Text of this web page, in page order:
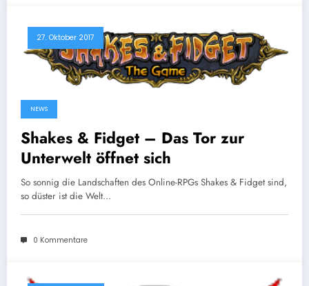
27. Oktober 2017
NEWS
Shakes & Fidget – Das Tor zur
Unterwelt öffnet sich
So sonnig die Landschaften des Online-RPGs Shakes & Fidget sind,
so düster ist die Welt…
0 Kommentare